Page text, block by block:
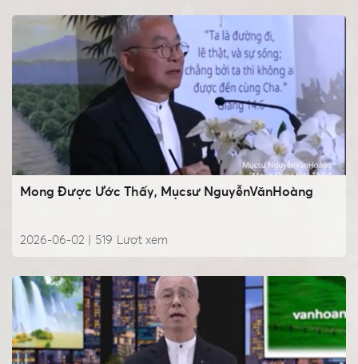
Mong Được Ước Thấy, Mụcsư NguyễnVănHoàng
2026-06-02 | Lượt xem
519